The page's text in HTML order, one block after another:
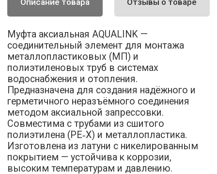
Описание товара Отзывы о товаре
Муфта аксиальная AQUALINK —
соединительный элемент для монтажа
металлопластиковых (МП) и
полиэтиленовых труб в системах
водоснабжения и отопления.
Предназначена для создания надёжного и
герметичного неразъёмного соединения
методом аксиальной запрессовки.
Совместима с трубами из сшитого
полиэтилена (PE‑X) и металлопластика.
Изготовлена из латуни с никелированным
покрытием — устойчива к коррозии,
высоким температурам и давлению.